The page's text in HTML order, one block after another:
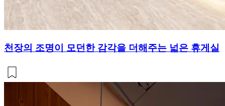
천장의 조명이 모던한 감각을 더해주는 넓은 휴게실